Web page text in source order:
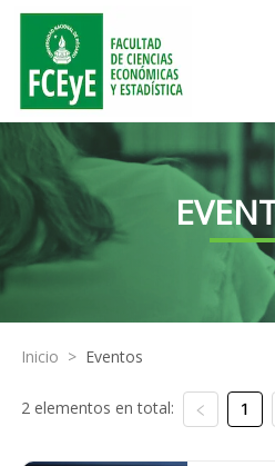
Inicio > Eventos
2 elementos en total: 1